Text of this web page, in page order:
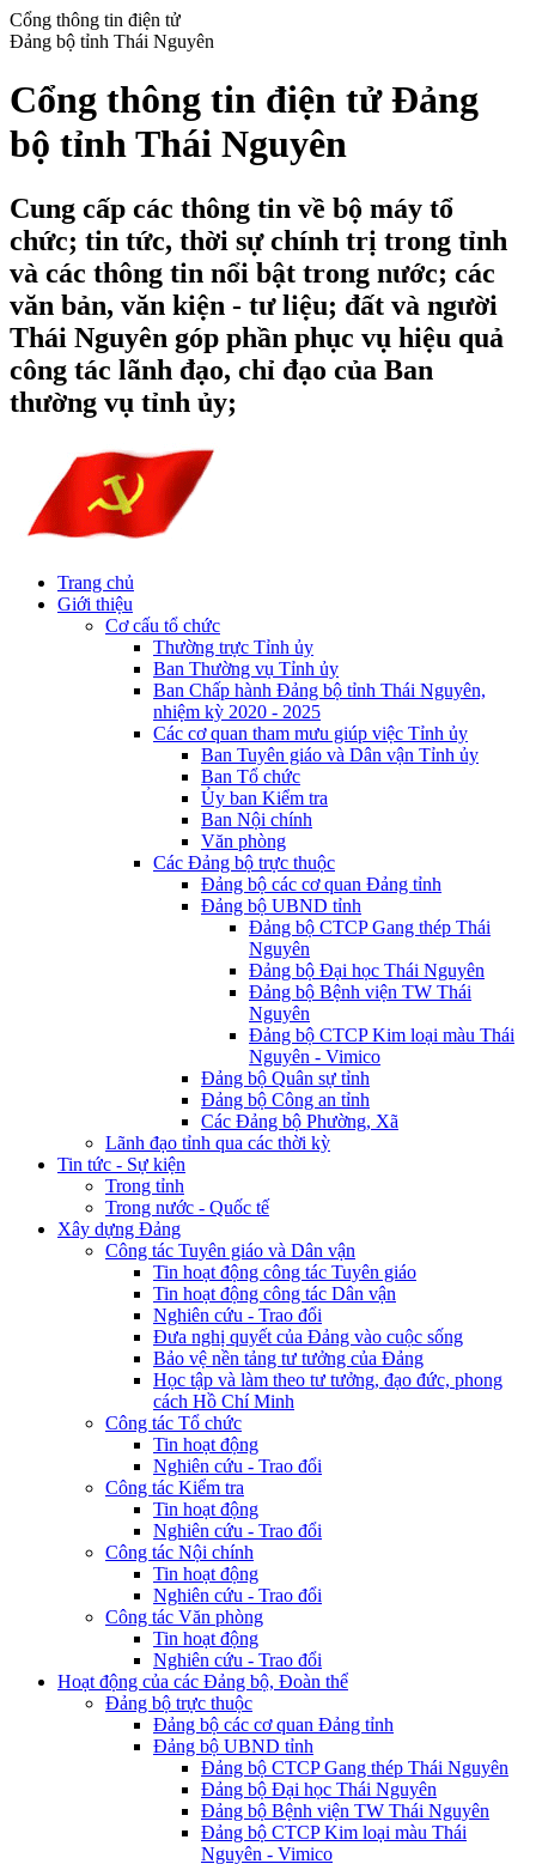
Cổng thông tin điện tử
Đảng bộ tỉnh Thái Nguyên
Cổng thông tin điện tử Đảng
bộ tỉnh Thái Nguyên
Cung cấp các thông tin về bộ máy tổ
chức; tin tức, thời sự chính trị trong tỉnh
và các thông tin nổi bật trong nước; các
văn bản, văn kiện - tư liệu; đất và người
Thái Nguyên góp phần phục vụ hiệu quả
công tác lãnh đạo, chỉ đạo của Ban
thường vụ tỉnh ủy;
Trang chủ
Giới thiệu
Cơ cấu tổ chức
Thường trực Tỉnh ủy
Ban Thường vụ Tỉnh ủy
Ban Chấp hành Đảng bộ tỉnh Thái Nguyên,
nhiệm kỳ 2020 - 2025
Các cơ quan tham mưu giúp việc Tỉnh ủy
Ban Tuyên giáo và Dân vận Tỉnh ủy
Ban Tổ chức
Ủy ban Kiểm tra
Ban Nội chính
Văn phòng
Các Đảng bộ trực thuộc
Đảng bộ các cơ quan Đảng tỉnh
Đảng bộ UBND tỉnh
Đảng bộ CTCP Gang thép Thái
Nguyên
Đảng bộ Đại học Thái Nguyên
Đảng bộ Bệnh viện TW Thái
Nguyên
Đảng bộ CTCP Kim loại màu Thái
Nguyên - Vimico
Đảng bộ Quân sự tỉnh
Đảng bộ Công an tỉnh
Các Đảng bộ Phường, Xã
Lãnh đạo tỉnh qua các thời kỳ
Tin tức - Sự kiện
Trong tỉnh
Trong nước - Quốc tế
Xây dựng Đảng
Công tác Tuyên giáo và Dân vận
Tin hoạt động công tác Tuyên giáo
Tin hoạt động công tác Dân vận
Nghiên cứu - Trao đổi
Đưa nghị quyết của Đảng vào cuộc sống
Bảo vệ nền tảng tư tưởng của Đảng
Học tập và làm theo tư tưởng, đạo đức, phong
cách Hồ Chí Minh
Công tác Tổ chức
Tin hoạt động
Nghiên cứu - Trao đổi
Công tác Kiểm tra
Tin hoạt động
Nghiên cứu - Trao đổi
Công tác Nội chính
Tin hoạt động
Nghiên cứu - Trao đổi
Công tác Văn phòng
Tin hoạt động
Nghiên cứu - Trao đổi
Hoạt động của các Đảng bộ, Đoàn thể
Đảng bộ trực thuộc
Đảng bộ các cơ quan Đảng tỉnh
Đảng bộ UBND tỉnh
Đảng bộ CTCP Gang thép Thái Nguyên
Đảng bộ Đại học Thái Nguyên
Đảng bộ Bệnh viện TW Thái Nguyên
Đảng bộ CTCP Kim loại màu Thái
Nguyên - Vimico